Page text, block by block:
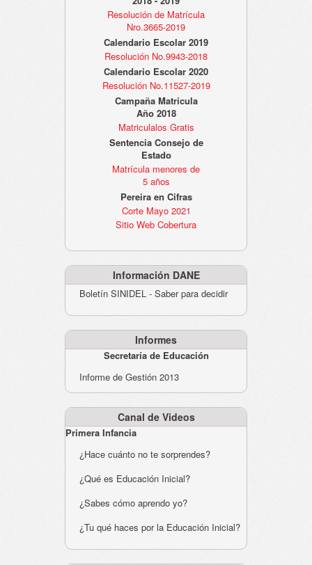
Resolución de Matrícula
Nro.3665-2019
Calendario Escolar 2019
Resolución No.9943-2018
Calendario Escolar 2020
Resolución No.11527-2019
Campaña Matrícula
Año 2018
Matriculalos Gratis
Sentencia Consejo de
Estado
Matrícula menores de
5 años
Pereira en Cifras
Corte Mayo 2021
Sitio Web Cobertura
Información DANE
Boletín SINIDEL - Saber para decidir
Informes
Secretaría de Educación
Informe de Gestión 2013
Canal de Videos
Primera Infancia
¿Hace cuánto no te sorprendes?
¿Qué es Educación Inicial?
¿Sabes cómo aprendo yo?
¿Tu qué haces por la Educación Inicial?